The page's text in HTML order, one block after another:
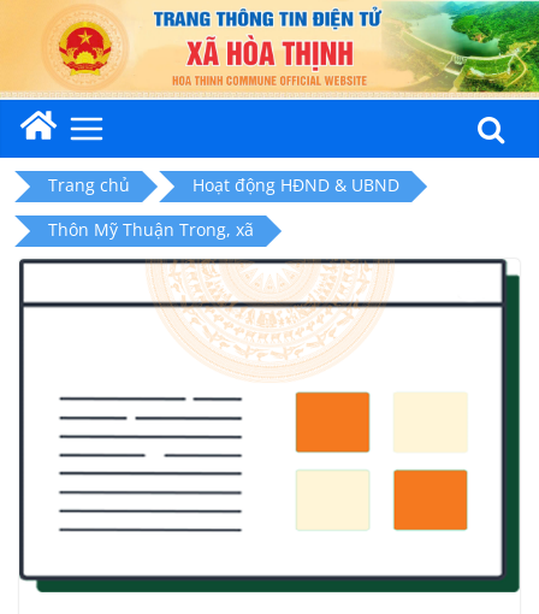
content
Trang chủ
Hoạt động HĐND & UBND
Thôn Mỹ Thuận Trong, xã